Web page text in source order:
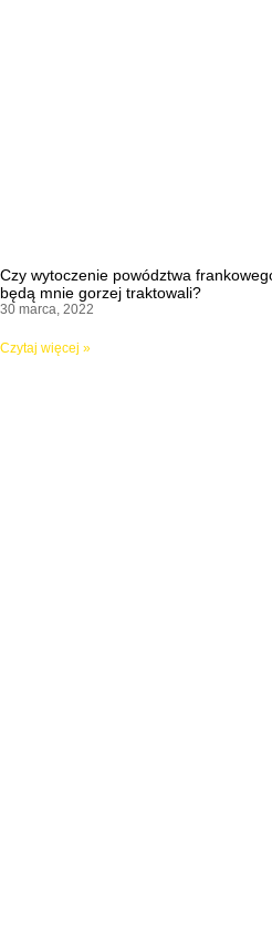
Czy wytoczenie powództwa
będą mnie gorzej traktowali?
30 marca, 2022
Czytaj więcej »